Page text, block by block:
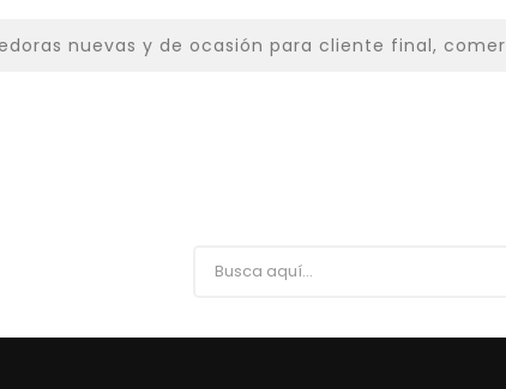
nuevas y de ocasión para cliente final,